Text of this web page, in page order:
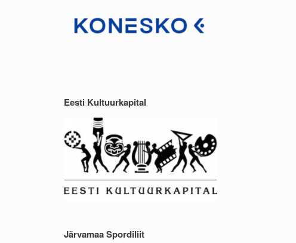
Eesti Kultuurkapital
Järvamaa Spordiliit